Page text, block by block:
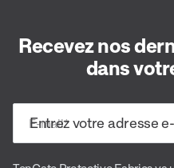
Recevez nos
dans
E-mail*